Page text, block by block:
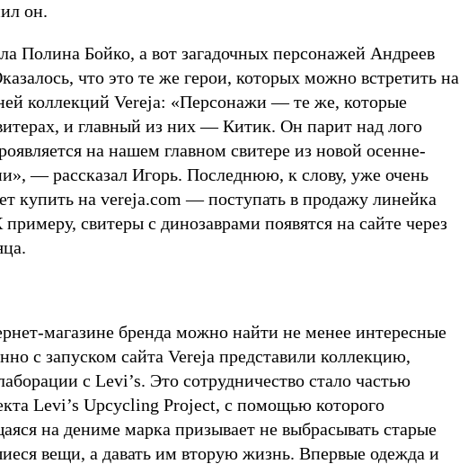
он.
Полина Бойко, а вот загадочных персонажей Андреев
что это те же герои, которых можно встретить на
коллекций Vereja: «Персонажи — те же, которые
и главный из них — Китик. Он парит над лого
на нашем главном свитере из новой осенне-
— рассказал Игорь. Последнюю, к слову, уже очень
купить на vereja.com — поступать в продажу линейка
свитеры с динозаврами появятся на сайте через
магазине бренда можно найти не менее интересные
с запуском сайта Vereja представили коллекцию,
с Levi’s. Это сотрудничество стало частью
Levi’s Upcycling Project, с помощью которого
на дениме марка призывает не выбрасывать старые
вещи, а давать им вторую жизнь. Впервые одежда и